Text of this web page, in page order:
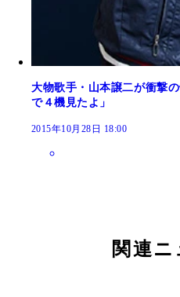
大物歌手・山本譲二が衝撃
で４機見たよ」
2015年10月28日 18:00
関連ニ